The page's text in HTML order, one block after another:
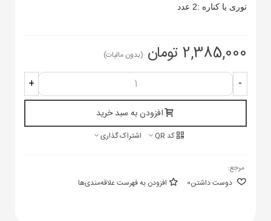
توری یا کناره :2 عدد
2,385,000 تومان (بدون مالیات)
-
+
افزودن به سبد خرید
کد QR اشتراک گذاری
مرجع:
دوست داشتن0 افزودن به فهرست علاقه‌مندی‌ها